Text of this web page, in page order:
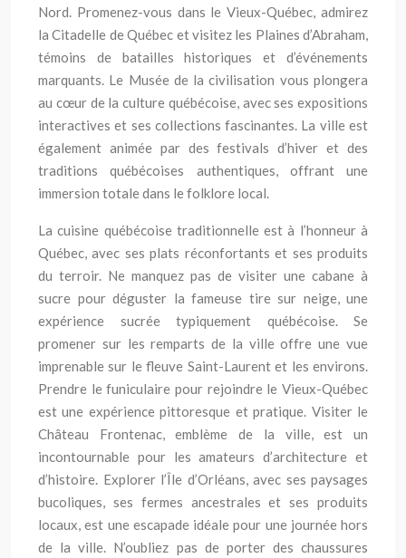
Nord. Promenez-vous dans le Vieux-Québec, admirez
la Citadelle de Québec et visitez les Plaines d’Abraham,
témoins de batailles historiques et d’événements
marquants. Le Musée de la civilisation vous plongera
au cœur de la culture québécoise, avec ses expositions
interactives et ses collections fascinantes. La ville est
également animée par des festivals d’hiver et des
traditions québécoises authentiques, offrant une
immersion totale dans le folklore local.
La cuisine québécoise traditionnelle est à l’honneur à
Québec, avec ses plats réconfortants et ses produits
du terroir. Ne manquez pas de visiter une cabane à
sucre pour déguster la fameuse tire sur neige, une
expérience sucrée typiquement québécoise. Se
promener sur les remparts de la ville offre une vue
imprenable sur le fleuve Saint-Laurent et les environs.
Prendre le funiculaire pour rejoindre le Vieux-Québec
est une expérience pittoresque et pratique. Visiter le
Château Frontenac, emblème de la ville, est un
incontournable pour les amateurs d’architecture et
d’histoire. Explorer l’Île d’Orléans, avec ses paysages
bucoliques, ses fermes ancestrales et ses produits
locaux, est une escapade idéale pour une journée hors
de la ville. N’oubliez pas de porter des chaussures